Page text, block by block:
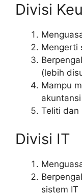
Divisi
Mengerti
(lebih
Mampu
akuntansi
Teliti dan
Divisi IT
sistem IT